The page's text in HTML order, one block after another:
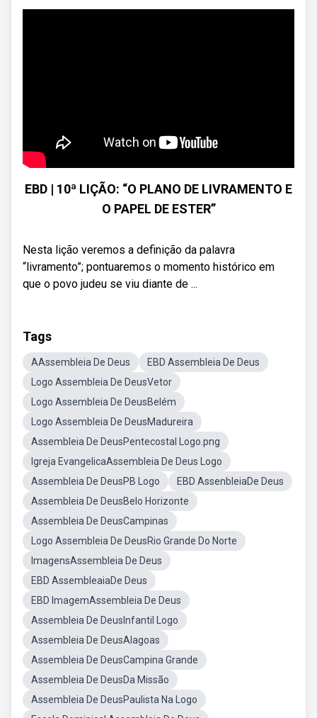
EBD | 10ª LIÇÃO: “O PLANO DE LIVRAMENTO E
O PAPEL DE ESTER”
Nesta lição veremos a definição da palavra
“livramento”; pontuaremos o momento histórico em
que o povo judeu se viu diante de ...
Tags
AAssembleia De Deus
EBD Assembleia De Deus
Logo Assembleia De DeusVetor
Logo Assembleia De DeusBelém
Logo Assembleia De DeusMadureira
Assembleia De DeusPentecostal Logo.png
Igreja EvangelicaAssembleia De Deus Logo
Assembleia De DeusPB Logo
EBD AssenbleiaDe Deus
Assembleia De DeusBelo Horizonte
Assembleia De DeusCampinas
Logo Assembleia De DeusRio Grande Do Norte
ImagensAssembleia De Deus
EBD AssembleaiaDe Deus
EBD ImagemAssembleia De Deus
Assembleia De DeusInfantil Logo
Assembleia De DeusAlagoas
Assembleia De DeusCampina Grande
Assembleia De DeusDa Missão
Assembleia De DeusPaulista Na Logo